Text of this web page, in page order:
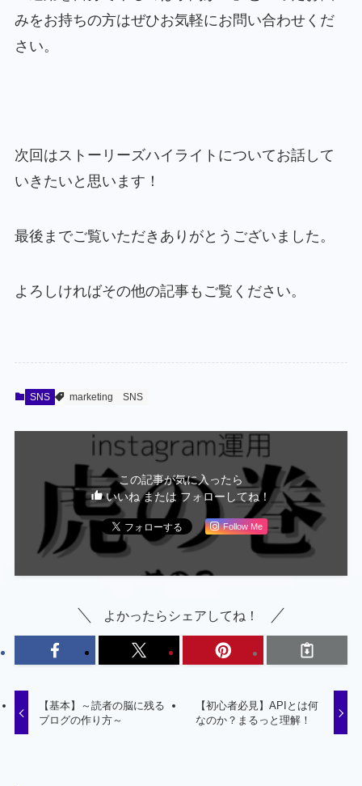
みをお持ちの方はぜひお気軽にお問い合わせくだ
さい。
次回はストーリーズハイライトについてお話して
いきたいと思います！
最後までご覧いただきありがとうございました。
よろしければその他の記事もご覧ください。
SNS marketing SNS
この記事が気に入ったら
いいね または フォローしてね！
Follow Me
よかったらシェアしてね！
【基本】～読者の脳に残る
ブログの作り方～
【初心者必見】APIとは何
なのか？まるっと理解！